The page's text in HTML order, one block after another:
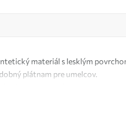
materiál s lesklým
plátnam pre umelcov.